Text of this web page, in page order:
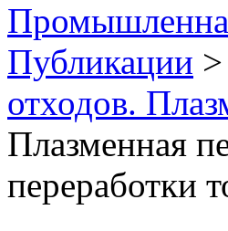
Публикации >
отходов.
Плазменная
переработки